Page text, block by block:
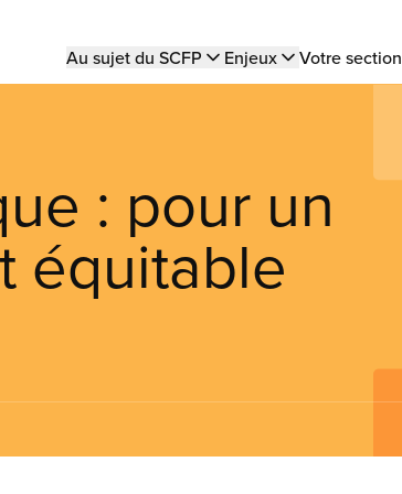
Main
Au sujet du SCFP Enjeux Votre
: pour un
équitable